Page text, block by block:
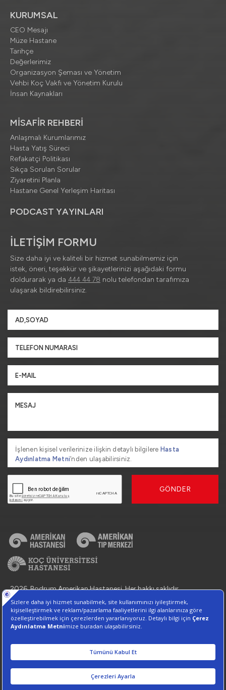
KURUMSAL
CEO Mesajı
Müze Hastane
Tarihçe
Değerlerimiz
Organizasyon Şeması ve Yönetim
Vehbi Koç Vakfı ve Yönetim Kurulu
İnsan Kaynakları
MİSAFİR REHBERİ
Anlaşmalı Kurumlarımız
Hasta Yatış Süreci
Refakatçi Politikası
Sıkça Sorulan Sorular
Ziyaretini Planla
Hastane Genel Yerleşim Haritası
PODCAST YAYINLARI
İLETİŞİM FORMU
Size daha iyi ve kaliteli bir hizmet sunabilmemiz için
istek, öneri, teşekkür ve şikayetlerinizi aşağıdaki formu
doldurarak ya da 444 44 78 nolu telefondan tarafımıza
ulaşarak bildirebilirsiniz.
İşlenen kişisel verilerinize ilişkin detaylı bilgilere Hasta
Aydınlatma Metni’nden ulaşabilirsiniz.
GÖNDER
2026, Bodrum Amerikan Hastanesi. Her hakkı saklıdır.
Bilgi Toplumu Hizmetleri
İletişim : 444 44 78
Kişisel Verilerin Korunması
Çerez Tercihlerini Yönetin